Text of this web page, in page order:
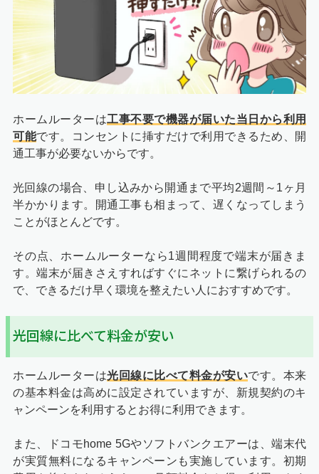
ホームルーターは工事不要で機器が届いた当日から利用
可能です。コンセントに挿すだけで利用できるため、開
通工事が必要ないからです。
光回線の場合、申し込みから開通まで平均2週間～1ヶ月
半かかります。開通工事も相まって、遅くなってしまう
ことがほとんどです。
その点、ホームルーターなら1週間程度で端末が届きま
す。端末が届きさえすればすぐにネットに繋げられるの
で、できるだけ早く環境を整えたい人におすすめです。
光回線に比べて料金が安い
ホームルーターは光回線に比べて料金が安いです。本来
の基本料金は高めに設定されていますが、新規契約のキ
ャンペーンを利用するとお得に利用できます。
また、ドコモhome 5Gやソフトバンクエアーは、端末代
が実質無料になるキャンペーンも実施しています。初期